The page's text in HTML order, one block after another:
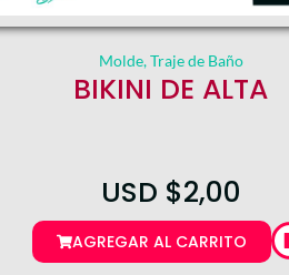
Molde,Traje de Baño
BIKINI DE ALTA
USD $2,00
AGREGAR AL CARRITO